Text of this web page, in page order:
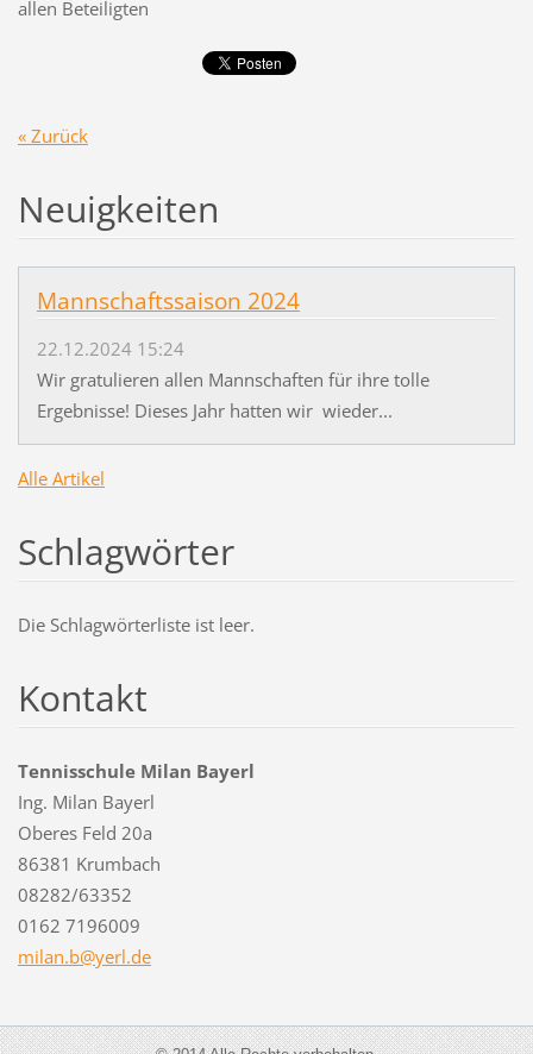
allen Beteiligten
« Zurück
Neuigkeiten
Mannschaftssaison 2024
22.12.2024 15:24
Wir gratulieren allen Mannschaften für ihre tolle
Ergebnisse! Dieses Jahr hatten wir wieder...
Alle Artikel
Schlagwörter
Die Schlagwörterliste ist leer.
Kontakt
Tennisschule Milan Bayerl
Ing. Milan Bayerl
Oberes Feld 20a
86381 Krumbach
08282/63352
0162 7196009
milan.b@yerl.de